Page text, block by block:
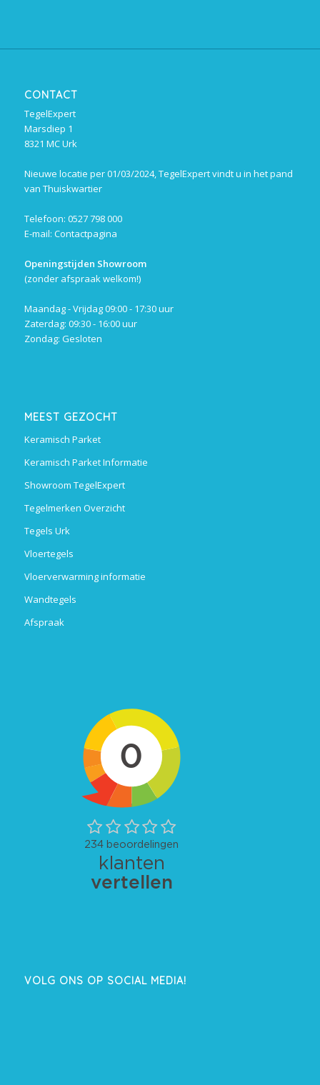
CONTACT
TegelExpert
Marsdiep 1
8321 MC Urk
Nieuwe locatie per 01/03/2024, TegelExpert vindt u in het pand
van Thuiskwartier
Telefoon: 0527 798 000
E-mail: Contactpagina
Openingstijden Showroom
(zonder afspraak welkom!)
Maandag - Vrijdag 09:00 - 17:30 uur
Zaterdag: 09:30 - 16:00 uur
Zondag: Gesloten
MEEST GEZOCHT
Keramisch Parket
Keramisch Parket Informatie
Showroom TegelExpert
Tegelmerken Overzicht
Tegels Urk
Vloertegels
Vloerverwarming informatie
Wandtegels
Afspraak
VOLG ONS OP SOCIAL MEDIA!